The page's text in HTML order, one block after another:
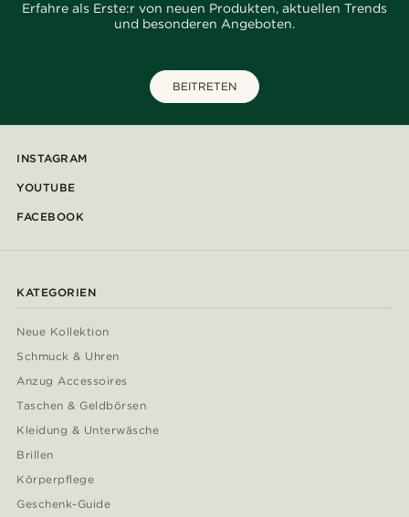
Erfahre als Erste:r von neuen Produkten, aktuellen Trends
und besonderen Angeboten.
BEITRETEN
INSTAGRAM
YOUTUBE
FACEBOOK
KATEGORIEN
Neue Kollektion
Schmuck & Uhren
Anzug Accessoires
Taschen & Geldbörsen
Kleidung & Unterwäsche
Brillen
Körperpflege
Geschenk-Guide